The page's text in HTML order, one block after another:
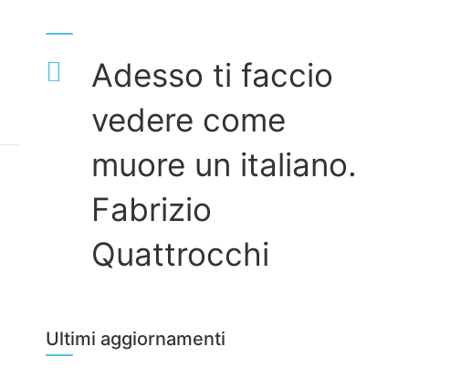
Adesso ti faccio
vedere come
muore un italiano.
Fabrizio
Quattrocchi
Ultimi aggiornamenti